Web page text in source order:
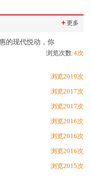
＋更多
的现代悦动，你
浏览次数:4次
浏览2019次
浏览2017次
浏览2017次
浏览2016次
浏览2016次
浏览2016次
浏览2015次